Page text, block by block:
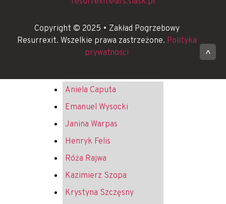
Copyright © 2025 • Zakład Pogrzebowy
Resurrexit. Wszelkie prawa zastrzeżone. Polityka
prywatności
^
Aniela Caputa
Emanuel Wysocki
Janina Warpas
Henryk Felis
Róża Rajwa
Kazimierz Szopa
Krystyna Szczęsny